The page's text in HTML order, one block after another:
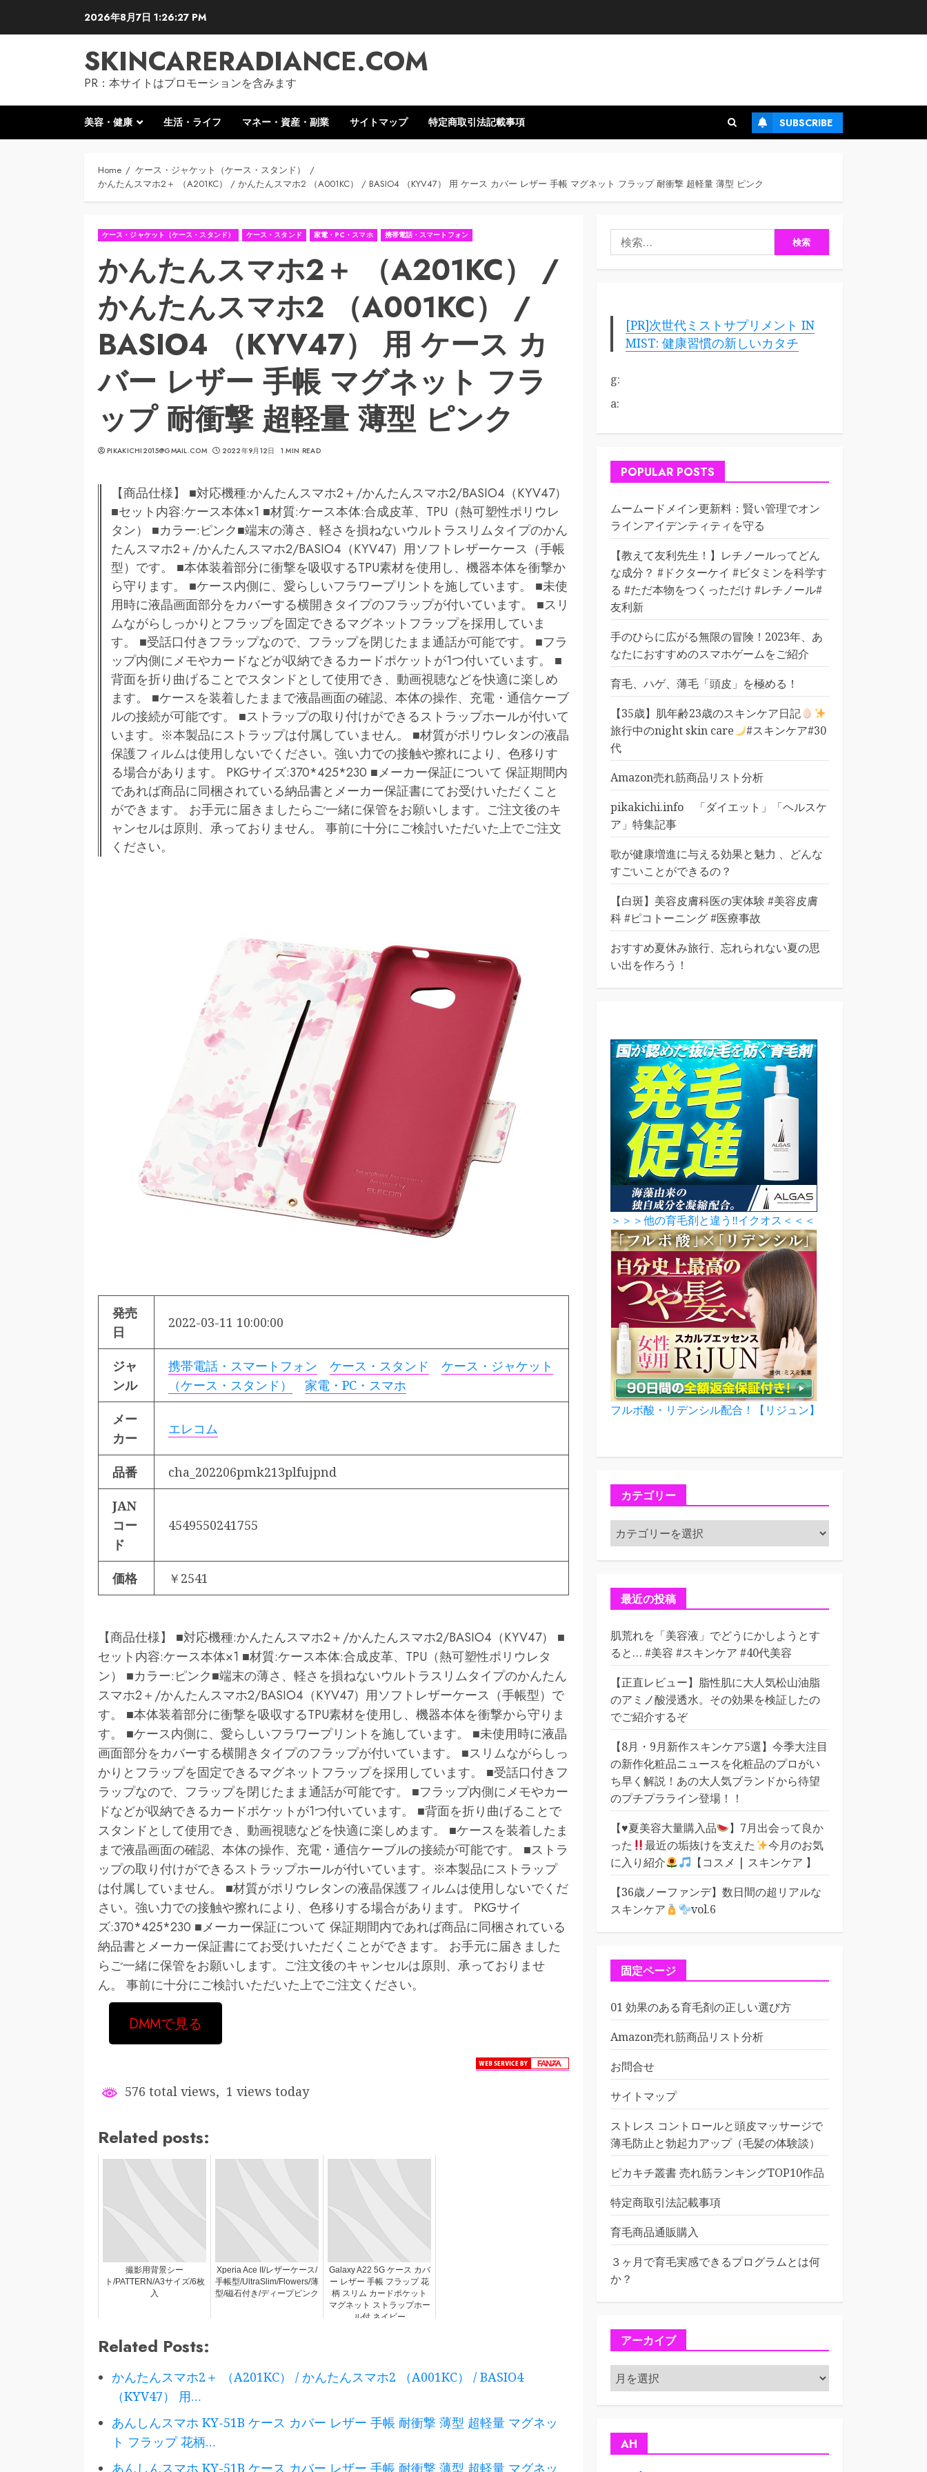
2026年8月7日 1:26:29 PM
SKINCARERADIANCE.COM
PR：本サイトはプロモーションを含みます
美容・健康 生活・ライフ マネー・資産・副業 サイトマップ 特定商取引法記載事項 SUBSCRIBE
Home
ケース・ジャケット（ケース・スタンド）
かんたんスマホ2＋ （A201KC） / かんたんスマホ2 （A001KC） / BASIO4 （KYV47） 用 ケース カバー レザー 手帳 マグネット フラップ 耐衝撃 超軽量 薄型 ピンク
ケース・ジャケット（ケース・スタンド） ケース・スタンド 家電・PC・スマホ 携帯電話・スマートフォン
かんたんスマホ2＋ （A201KC） /
かんたんスマホ2 （A001KC） /
BASIO4 （KYV47） 用 ケース カ
バー レザー 手帳 マグネット フラ
ップ 耐衝撃 超軽量 薄型 ピンク
PIKAKICHI2015@GMAIL.COM 2022年9月12日 1 MIN READ
【商品仕様】 ■対応機種:かんたんスマホ2＋/かんたんスマホ2/BASIO4（KYV47）
■セット内容:ケース本体×1 ■材質:ケース本体:合成皮革、TPU（熱可塑性ポリウレ
タン） ■カラー:ピンク■端末の薄さ、軽さを損ねないウルトラスリムタイプのかん
たんスマホ2＋/かんたんスマホ2/BASIO4（KYV47）用ソフトレザーケース（手帳
型）です。 ■本体装着部分に衝撃を吸収するTPU素材を使用し、機器本体を衝撃か
ら守ります。 ■ケース内側に、愛らしいフラワープリントを施しています。 ■未使
用時に液晶画面部分をカバーする横開きタイプのフラップが付いています。 ■スリ
ムながらしっかりとフラップを固定できるマグネットフラップを採用していま
す。 ■受話口付きフラップなので、フラップを閉じたまま通話が可能です。 ■フラ
ップ内側にメモやカードなどが収納できるカードポケットが1つ付いています。 ■
背面を折り曲げることでスタンドとして使用でき、動画視聴などを快適に楽しめ
ます。 ■ケースを装着したままで液晶画面の確認、本体の操作、充電・通信ケーブ
ルの接続が可能です。 ■ストラップの取り付けができるストラップホールが付いて
います。※本製品にストラップは付属していません。 ■材質がポリウレタンの液晶
保護フィルムは使用しないでください。強い力での接触や擦れにより、色移りす
る場合があります。 PKGサイズ:370*425*230 ■メーカー保証について 保証期間内
であれば商品に同梱されている納品書とメーカー保証書にてお受けいただくこと
ができます。 お手元に届きましたらご一緒に保管をお願いします。ご注文後のキ
ャンセルは原則、承っておりません。 事前に十分にご検討いただいた上でご注文
ください。
発売
日
2022-03-11 10:00:00
ジャ
ンル
携帯電話・スマートフォン ケース・スタンド
ケース・ジャケット
（ケース・スタンド）
家電・PC・スマホ
メー
カー
エレコム
品番 cha_202206pmk213plfujpnd
JAN
コー
ド
4549550241755
価格 ￥2541
【商品仕様】 ■対応機種:かんたんスマホ2＋/かんたんスマホ2/BASIO4（KYV47） ■
セット内容:ケース本体×1 ■材質:ケース本体:合成皮革、TPU（熱可塑性ポリウレタ
ン） ■カラー:ピンク■端末の薄さ、軽さを損ねないウルトラスリムタイプのかんたん
スマホ2＋/かんたんスマホ2/BASIO4（KYV47）用ソフトレザーケース（手帳型）で
す。 ■本体装着部分に衝撃を吸収するTPU素材を使用し、機器本体を衝撃から守りま
す。 ■ケース内側に、愛らしいフラワープリントを施しています。 ■未使用時に液晶
画面部分をカバーする横開きタイプのフラップが付いています。 ■スリムながらしっ
かりとフラップを固定できるマグネットフラップを採用しています。 ■受話口付きフ
ラップなので、フラップを閉じたまま通話が可能です。 ■フラップ内側にメモやカー
ドなどが収納できるカードポケットが1つ付いています。 ■背面を折り曲げることで
スタンドとして使用でき、動画視聴などを快適に楽しめます。 ■ケースを装着したま
まで液晶画面の確認、本体の操作、充電・通信ケーブルの接続が可能です。 ■ストラ
ップの取り付けができるストラップホールが付いています。※本製品にストラップ
は付属していません。 ■材質がポリウレタンの液晶保護フィルムは使用しないでくだ
さい。強い力での接触や擦れにより、色移りする場合があります。 PKGサイ
ズ:370*425*230 ■メーカー保証について 保証期間内であれば商品に同梱されている
納品書とメーカー保証書にてお受けいただくことができます。 お手元に届きました
らご一緒に保管をお願いします。ご注文後のキャンセルは原則、承っておりませ
ん。 事前に十分にご検討いただいた上でご注文ください。
DMMで見る
576 total views, 1 views today
Related posts:
撮影用背景シー
ト/PATTERN/A3サイズ/6枚
入
Xperia Ace II/レザーケース/
手帳型/UltraSlim/Flowers/薄
型/磁石付き/ディープピンク
Galaxy A22 5G ケース カバ
ー レザー 手帳 フラップ 花
柄 スリム カードポケット
マグネット ストラップホー
ル付 ネイビー
Related Posts:
かんたんスマホ2＋ （A201KC） / かんたんスマホ2 （A001KC） / BASIO4
（KYV47） 用…
あんしんスマホ KY-51B ケース カバー レザー 手帳 耐衝撃 薄型 超軽量 マグネッ
ト フラップ 花柄…
あんしんスマホ KY-51B ケース カバー レザー 手帳 耐衝撃 薄型 超軽量 マグネッ
検
索:
[PR]次世代ミストサプリメント IN
MIST: 健康習慣の新しいカタチ
g:
a:
POPULAR POSTS
ムームードメイン更新料：賢い管理でオン
ラインアイデンティティを守る
【教えて友利先生！】レチノールってどん
な成分？ #ドクターケイ #ビタミンを科学す
る #ただ本物をつくっただけ #レチノール#
友利新
手のひらに広がる無限の冒険！2023年、あ
なたにおすすめのスマホゲームをご紹介
育毛、ハゲ、薄毛「頭皮」を極める！
【35歳】肌年齢23歳のスキンケア日記
旅行中のnight skin care
#スキンケア#30
代
Amazon売れ筋商品リスト分析
pikakichi.info 「ダイエット」「ヘルスケ
ア」特集記事
歌が健康増進に与える効果と魅力 、どんな
すごいことができるの？
【白斑】美容皮膚科医の実体験 #美容皮膚
科 #ピコトーニング #医療事故
おすすめ夏休み旅行、忘れられない夏の思
い出を作ろう！
＞＞＞他の育毛剤と違う‼イクオス＜＜＜
フルボ酸・リデンシル配合！【リジュン】
カテゴリー
カ
テ
ゴ
ー最近の投稿
肌荒れを「美容液」でどうにかしようとす
ると… #美容 #スキンケア #40代美容
【正直レビュー】脂性肌に大人気松山油脂
のアミノ酸浸透水。その効果を検証したの
でご紹介するぞ
【8月・9月新作スキンケア5選】今季大注目
の新作化粧品ニュースを化粧品のプロがい
ち早く解説！あの大人気ブランドから待望
のプチプラライン登場！！
【♥️夏美容大量購入品
】7月出会って良か
った
最近の垢抜けを支えた
今月のお気
に入り紹介
【コスメ | スキンケア 】
【36歳ノーファンデ】数日間の超リアルな
スキンケア
vol.6
固定ページ
01 効果のある育毛剤の正しい選び方
Amazon売れ筋商品リスト分析
お問合せ
サイトマップ
ストレス コントロールと頭皮マッサージで
薄毛防止と勃起力アップ（毛髪の体験談）
ピカキチ叢書 売れ筋ランキングTOP10作品
特定商取引法記載事項
育毛商品通販購入
３ヶ月で育毛実感できるプログラムとは何
か？
アーカイブ
ア
ー
カ
AH